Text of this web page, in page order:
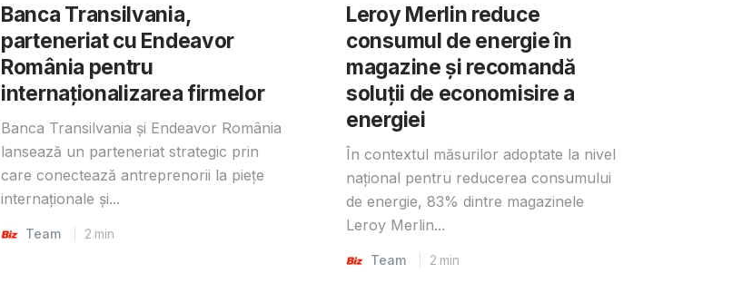
Banca Transilvania,
parteneriat cu Endeavor
România pentru
internaționalizarea firmelor
Banca Transilvania și Endeavor România
lansează un parteneriat strategic prin
care conectează antreprenorii la piețe
internaționale și...
Team 2 min
Leroy Merlin reduce
consumul de energie în
magazine și recomandă
soluții de economisire a
energiei
În contextul măsurilor adoptate la nivel
național pentru reducerea consumului
de energie, 83% dintre magazinele
Leroy Merlin...
Team 2 min